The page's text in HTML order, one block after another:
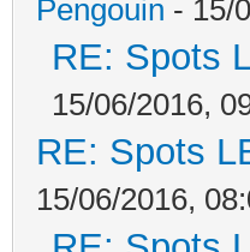
Pengouin - 15/
RE: Spots
15/06/2016,
RE: Spots
15/06/2016,